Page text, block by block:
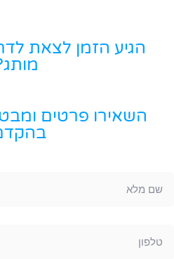
הגיע הזמן לצאת
השאירו פרטים